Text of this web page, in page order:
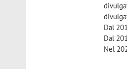
Dal
Dal
Nel